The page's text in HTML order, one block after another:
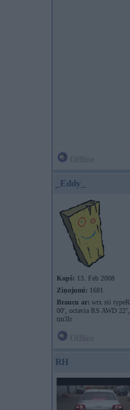
_Eddy_
Kopš: 13. Feb 2008
Ziņojumi: 1681
Braucu ar: wrx sti typeR
00', octavia RS AWD 22’,
tm3lr
RH